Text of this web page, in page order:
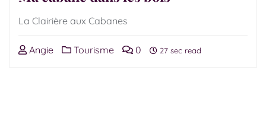
La Clairière aux Cabanes
Angie Tourisme 0 27 sec read